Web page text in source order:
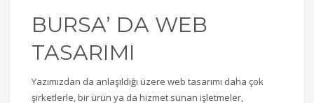
BURSA’ DA WEB
TASARIMI
Yazımızdan da anlaşıldığı üzere web tasarımı daha çok
şirketlerle, bir ürün ya da hizmet sunan işletmeler,